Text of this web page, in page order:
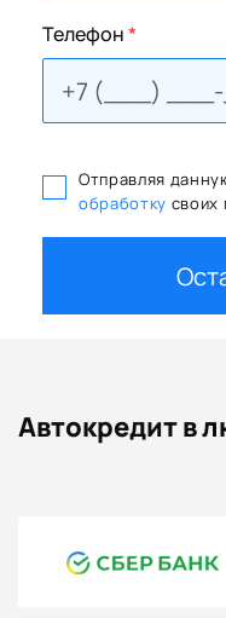
Телефон*
Отправляя
обработку своих
Автокредит в